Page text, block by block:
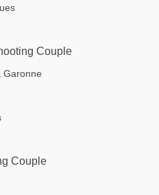
Couple
Garonne
Couple